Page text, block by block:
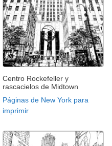
Centro Rockefeller y
rascacielos de Midtown
Páginas de New York para
imprimir